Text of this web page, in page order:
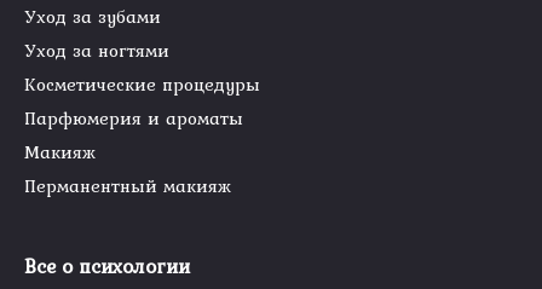
Уход за зубами
Уход за ногтями
Косметические процедуры
Парфюмерия и ароматы
Макияж
Перманентный макияж
Все о психологии